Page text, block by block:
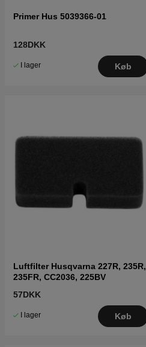
Primer Hus 5039366-01
128DKK
I lager Køb
Luftfilter Husqvarna 227R, 235R,
235FR, CC2036, 225BV
57DKK
I lager Køb